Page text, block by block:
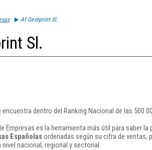
Af Gestprint Sl.
Sl.
dentro del Ranking Nacional de las
Empresas es la herramienta más útil para saber la
Españolasordenadas según su cifra de ventas,
nivel nacional, regional y sectorial.